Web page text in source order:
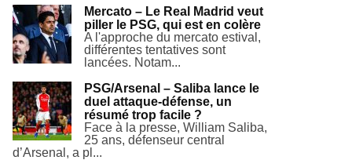
Mercato – Le Real Madrid veut
piller le PSG, qui est en colère
A l'approche du mercato estival,
différentes tentatives sont
lancées. Notam...
PSG/Arsenal – Saliba lance le
duel attaque-défense, un
résumé trop facile ?
Face à la presse, William Saliba,
25 ans, défenseur central
d’Arsenal, a pl...